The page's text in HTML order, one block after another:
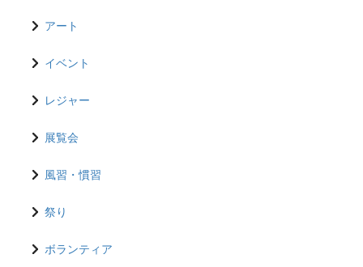
アート
イベント
レジャー
展覧会
風習・慣習
祭り
ボランティア